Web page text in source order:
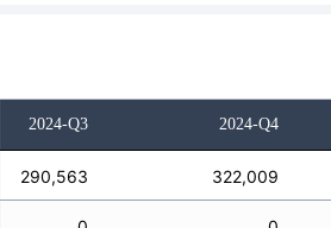
2024-Q3 2024-Q4
290,563 322,009